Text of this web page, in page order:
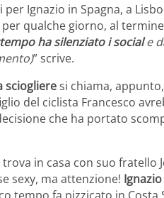
Ignazio in Spagna, a
qualche giorno, al
ha silenziato i sociale
” scrive.
scioglieresi chiama,
del ciclista Francesco
che ha portato
trova in casa con suo fratello
sexy, ma attenzione!